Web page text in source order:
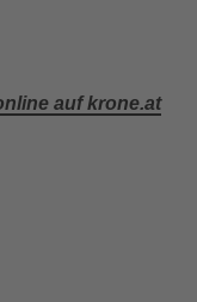
auf krone.at